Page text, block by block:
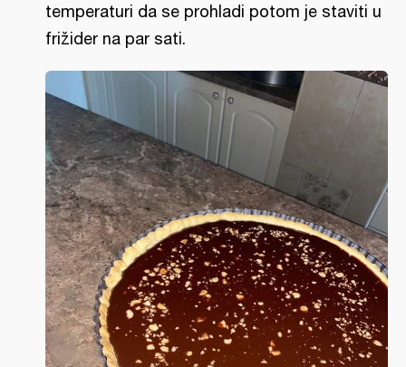
temperaturi da se prohladi potom je staviti u
frižider na par sati.